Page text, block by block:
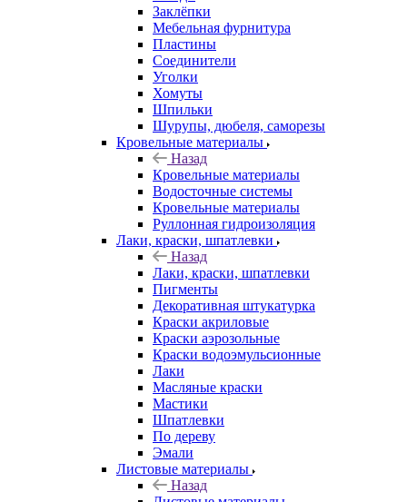
Заклёпки
Мебельная фурнитура
Пластины
Соединители
Уголки
Хомуты
Шпильки
Шурупы, дюбеля, саморезы
Кровельные материалы
Назад
Кровельные материалы
Водосточные системы
Кровельные материалы
Руллонная гидроизоляция
Лаки, краски, шпатлевки
Назад
Лаки, краски, шпатлевки
Пигменты
Декоративная штукатурка
Краски акриловые
Краски аэрозольные
Краски водоэмульсионные
Лаки
Масляные краски
Мастики
Шпатлевки
По дереву
Эмали
Листовые материалы
Назад